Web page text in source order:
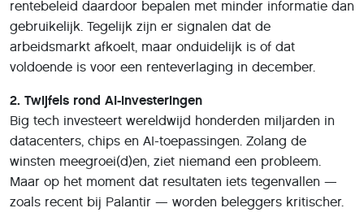
rentebeleid daardoor bepalen met minder informatie dan
gebruikelijk. Tegelijk zijn er signalen dat de
arbeidsmarkt afkoelt, maar onduidelijk is of dat
voldoende is voor een renteverlaging in december.
2. Twijfels rond AI-investeringen
Big tech investeert wereldwijd honderden miljarden in
datacenters, chips en AI-toepassingen. Zolang de
winsten meegroei(d)en, ziet niemand een probleem.
Maar op het moment dat resultaten iets tegenvallen —
zoals recent bij Palantir — worden beleggers kritischer.